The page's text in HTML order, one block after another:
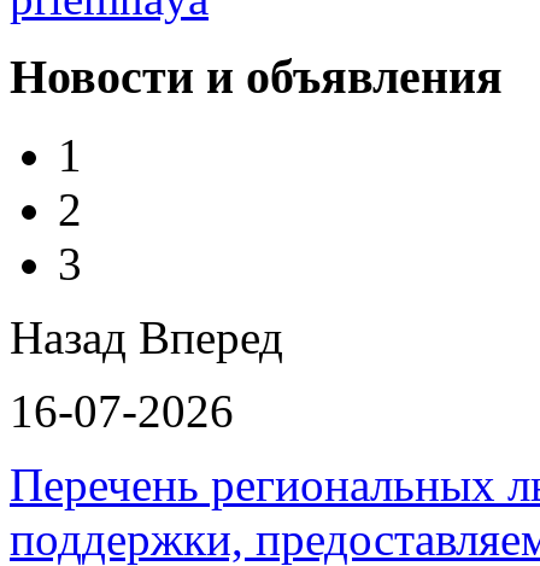
Новости и объявления
1
2
3
Назад Вперед
16-07-2026
Перечень региональных
поддержки,